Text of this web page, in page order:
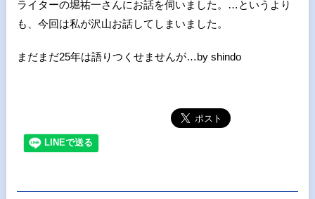
ライターの堀祐一さんにお話を伺いました。…というより
も、今回は私が沢山お話してしまいました。
まだまだ25年は語りつくせませんが…by shindo